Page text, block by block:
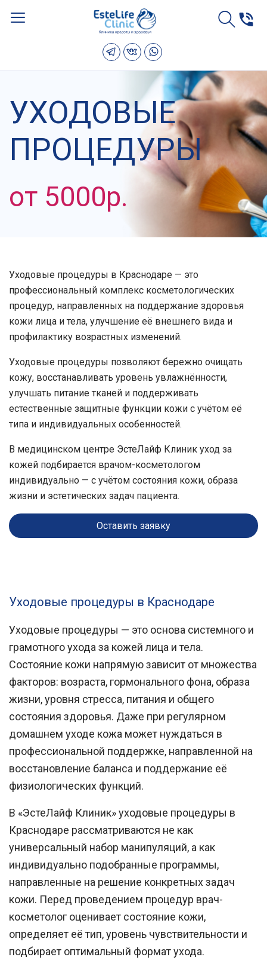
УХОДОВЫЕ
ПРОЦЕДУРЫ
от 5000р.
Уходовые процедуры в Краснодаре — это
профессиональный комплекс косметологических
процедур, направленных на поддержание здоровья
кожи лица и тела, улучшение её внешнего вида и
профилактику возрастных изменений.
Уходовые процедуры позволяют бережно очищать
кожу, восстанавливать уровень увлажнённости,
улучшать питание тканей и поддерживать
естественные защитные функции кожи с учётом её
типа и индивидуальных особенностей.
В медицинском центре ЭстеЛайф Клиник уход за
кожей подбирается врачом-косметологом
индивидуально — с учётом состояния кожи, образа
жизни и эстетических задач пациента.
Оставить заявку
Уходовые процедуры в Краснодаре
Уходовые процедуры — это основа системного и
грамотного ухода за кожей лица и тела.
Состояние кожи напрямую зависит от множества
факторов: возраста, гормонального фона, образа
жизни, уровня стресса, питания и общего
состояния здоровья. Даже при регулярном
домашнем уходе кожа может нуждаться в
профессиональной поддержке, направленной на
восстановление баланса и поддержание её
физиологических функций.
В «ЭстеЛайф Клиник»уходовые процедуры в
Краснодаре рассматриваются не как
универсальный набор манипуляций, а как
индивидуально подобранные программы,
направленные на решение конкретных задач
кожи. Перед проведением процедур врач-
косметолог оценивает состояние кожи,
определяет её тип, уровень чувствительности и
подбирает оптимальный формат ухода.